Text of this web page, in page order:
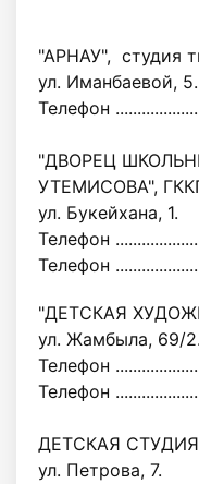
"АРНАУ", студия
ул. Иманбаевой, 5.
Телефон
"ДВОРЕЦ
УТЕМИСОВА",
ул. Букейхана, 1.
Телефон
Телефон
"ДЕТСКАЯ
ул. Жамбыла, 69/2.
Телефон
Телефон
ДЕТСКАЯ
ул. Петрова, 7.